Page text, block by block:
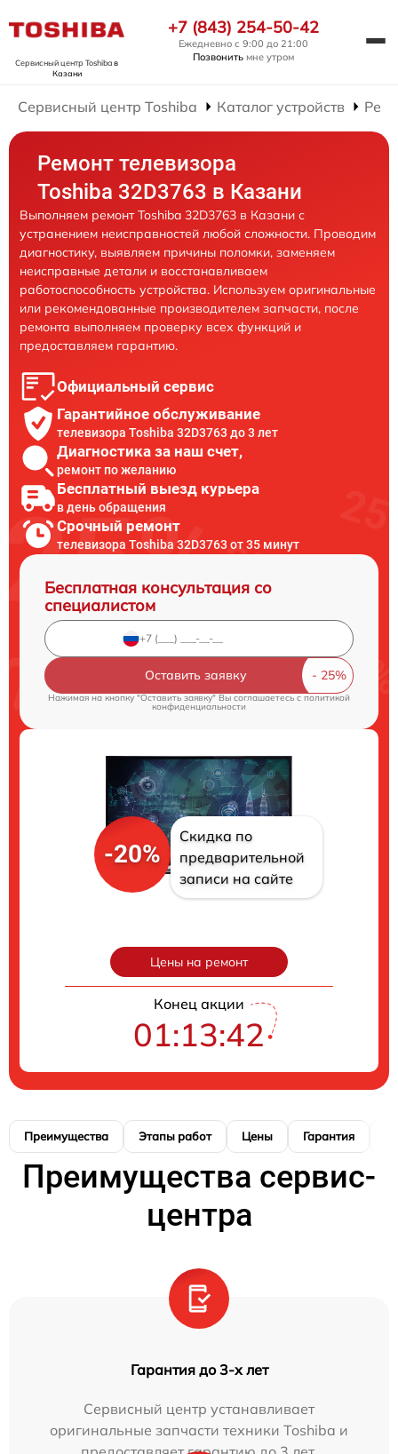
Сервисный центр Toshibaв
Казани
+7 (843) 254-50-42
Ежедневно с 9:00 до 21:00
Позвонить мне утром
Сервисный центр Toshiba Каталог устройств
Ремонт телевизора
Toshiba 32D3763 в Казани
Выполняем ремонт Toshiba 32D3763 в Казани с
устранением неисправностей любой сложности. Проводим
диагностику, выявляем причины поломки, заменяем
неисправные детали и восстанавливаем
работоспособность устройства. Используем оригинальные
или рекомендованные производителем запчасти, после
ремонта выполняем проверку всех функций и
предоставляем гарантию.
Официальный сервис
Гарантийное обслуживание
телевизора Toshiba 32D3763 до 3 лет
Диагностика за наш счет,
ремонт по желанию
Бесплатный выезд курьера
в день обращения
Срочный ремонт
телевизора Toshiba 32D3763 от 35 минут
Бесплатная консультация со
специалистом
Оставить заявку
Нажимая на кнопку "Оставить заявку" Вы соглашаетесь cполитикой
конфиденциальности
-20%
Скидка по
предварительной
записи на сайте
Цены на ремонт
Конец акции
01:13:41
Преимущества Этапы работ Цены Гарантия
Преимущества сервис-
центра
Гарантия до 3-х лет
Сервисный центр устанавливает
оригинальные запчасти техники Toshiba и